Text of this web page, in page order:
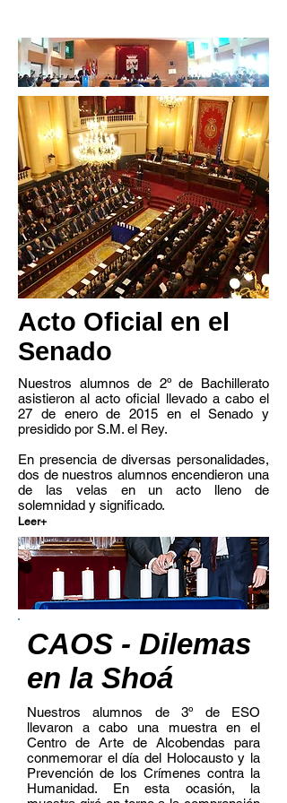
Acto Oficial en el
Senado
Nuestros alumnos de 2º de Bachillerato
asistieron al acto oficial llevado a cabo el
27 de enero de 2015 en el Senado y
presidido por S.M. el Rey.
En presencia de diversas personalidades,
dos de nuestros alumnos encendieron una
de las velas en un acto lleno de
solemnidad y significado.
Leer+
CAOS - Dilemas
en la Shoá
Nuestros alumnos de 3º de ESO
llevaron a cabo una muestra en el
Centro de Arte de Alcobendas para
conmemorar el día del Holocausto y la
Prevención de los Crímenes contra la
Humanidad. En esta ocasión, la